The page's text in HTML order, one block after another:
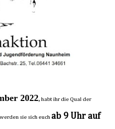
2022,habt ihr die Qual der
sie sich euch ab 9 Uhr auf